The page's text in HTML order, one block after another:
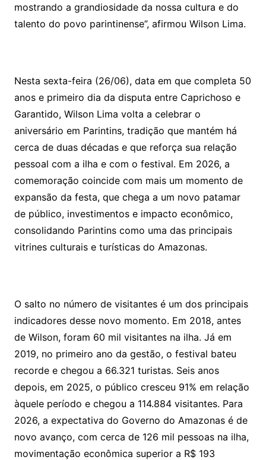
mostrando a grandiosidade da nossa cultura e do
talento do povo parintinense”, afirmou Wilson Lima.
Nesta sexta-feira (26/06), data em que completa 50
anos e primeiro dia da disputa entre Caprichoso e
Garantido, Wilson Lima volta a celebrar o
aniversário em Parintins, tradição que mantém há
cerca de duas décadas e que reforça sua relação
pessoal com a ilha e com o festival. Em 2026, a
comemoração coincide com mais um momento de
expansão da festa, que chega a um novo patamar
de público, investimentos e impacto econômico,
consolidando Parintins como uma das principais
vitrines culturais e turísticas do Amazonas.
O salto no número de visitantes é um dos principais
indicadores desse novo momento. Em 2018, antes
de Wilson, foram 60 mil visitantes na ilha. Já em
2019, no primeiro ano da gestão, o festival bateu
recorde e chegou a 66.321 turistas. Seis anos
depois, em 2025, o público cresceu 91% em relação
àquele período e chegou a 114.884 visitantes. Para
2026, a expectativa do Governo do Amazonas é de
novo avanço, com cerca de 126 mil pessoas na ilha,
movimentação econômica superior a R$ 193